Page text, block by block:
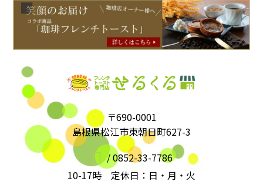
〒690-0001
島根県松江市東朝日町627-3
/0852-33-7786
10-17時 定休日：日・月・火